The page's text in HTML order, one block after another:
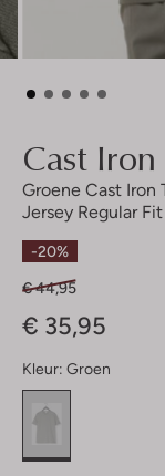
Cast Iron
Groene Cast Iron
Jersey Regular Fit
-20%
€ 44,95
€ 35,95
Kleur: Groen